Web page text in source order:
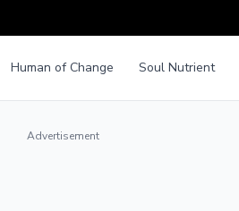
Human of Change Soul Nutrient
Advertisement